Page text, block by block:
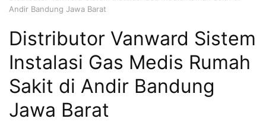
Andir Bandung Jawa Barat
Distributor Vanward Sistem
Instalasi Gas Medis Rumah
Sakit di Andir Bandung
Jawa Barat